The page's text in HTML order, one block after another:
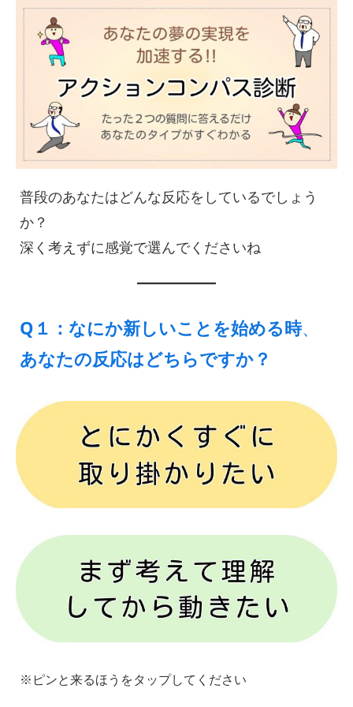
普段のあなたはどんな反応をしているでしょう
か？
深く考えずに感覚で選んでくださいね
Q１：なにか新しいことを始める時、
あなたの反応はどちらですか？
※ピンと来るほうをタップしてください